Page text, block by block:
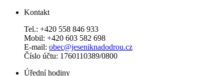
Kontakt
Tel.: +420 558 846 933
Mobil: +420 603 582 698
E-mail: obec@jeseniknadodrou.cz
Číslo účtu: 1760110389/0800
Úřední hodiny